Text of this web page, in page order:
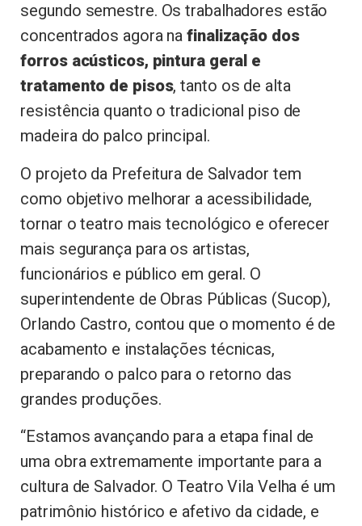
segundo semestre. Os trabalhadores estão
concentrados agora nafinalização dos
forros acústicos, pintura geral e
tratamento de pisos, tanto os de alta
resistência quanto o tradicional piso de
madeira do palco principal.
O projeto da Prefeitura de Salvador tem
como objetivo melhorar a acessibilidade,
tornar o teatro mais tecnológico e oferecer
mais segurança para os artistas,
funcionários e público em geral. O
superintendente de Obras Públicas (Sucop),
Orlando Castro, contou que o momento é de
acabamento e instalações técnicas,
preparando o palco para o retorno das
grandes produções.
“Estamos avançando para a etapa final de
uma obra extremamente importante para a
cultura de Salvador. O Teatro Vila Velha é um
patrimônio histórico e afetivo da cidade, e